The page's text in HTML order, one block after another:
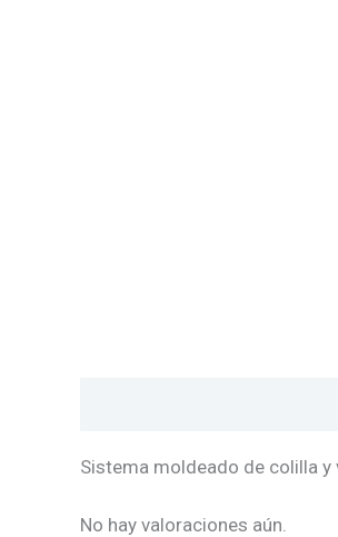
Sistema moldeado de colilla
No hay valoraciones aún.